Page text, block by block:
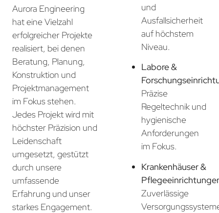
Aurora Engineering
hat eine Vielzahl
erfolgreicher Projekte
realisiert, bei denen
Beratung, Planung,
Konstruktion und
Projektmanagement
im Fokus stehen.
Jedes Projekt wird mit
höchster Präzision und
Leidenschaft
umgesetzt, gestützt
durch unsere
umfassende
Erfahrung und unser
starkes Engagement.
und
Ausfallsicherheit
auf höchstem
Niveau.
Labore &
Präzise
Regeltechnik und
hygienische
Anforderungen
im Fokus.
Krankenhäuser &
Zuverlässige